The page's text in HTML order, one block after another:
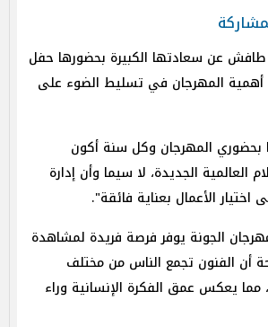
طافش عن سعادتها الكبيرة بحضورها حفل
أهمية المهرجان في تسليط الضوء على
المهرجان وكل سنة أكون
العالمية الجديدة، لا سيما وأن إدارة
الأعمال بعناية فائقة".
الجونة يوفر فرصة فريدة لمشاهدة
أن الفنون تجمع الناس من مختلف
مما يعكس عمق الفكرة الإنسانية وراء